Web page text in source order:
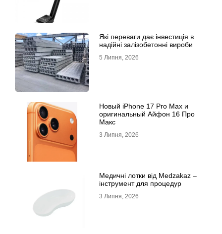
Які переваги дає інвестиція в
надійні залізобетонні вироби
5 Липня, 2026
Новый iPhone 17 Pro Max и
оригинальный Айфон 16 Про
Макс
3 Липня, 2026
Медичні лотки від Medzakaz –
інструмент для процедур
3 Липня, 2026